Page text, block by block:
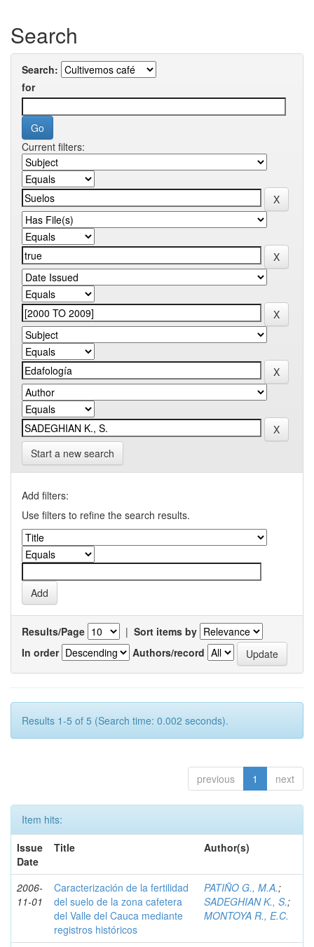
Search
Search:
for
Current filters:
Start a new search
Add filters:
Use filters to refine the search results.
Results/Page | Sort items by
In order
Authors/record
Results 1-5 of 5 (Search time: 0.002 seconds).
previous 1 next
Item hits:
Issue
Date
Title Author(s)
2006-
11-01
Caracterización de la fertilidad
del suelo de la zona cafetera
del Valle del Cauca mediante
registros históricos
PATIÑO G., M.A.;
SADEGHIAN K., S.;
MONTOYA R., E.C.